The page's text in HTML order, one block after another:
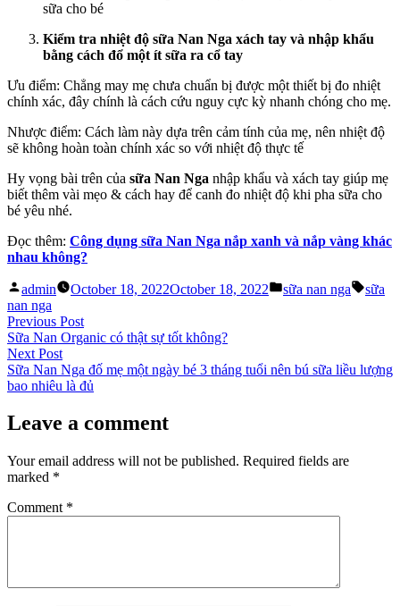
Kiểm tra nhiệt độ sữa Nan Nga xách tay và nhập khẩu
bằng cách đổ một ít sữa ra cổ tay
Ưu điểm: Chẳng may mẹ chưa chuẩn bị được một thiết bị đo nhiệt
chính xác, đây chính là cách cứu nguy cực kỳ nhanh chóng cho mẹ.
Nhược điểm: Cách làm này dựa trên cảm tính của mẹ, nên nhiệt độ
sẽ không hoàn toàn chính xác so với nhiệt độ thực tế
Hy vọng bài trên của sữa Nan Nga nhập khẩu và xách tay giúp mẹ
biết thêm vài mẹo & cách hay để canh đo nhiệt độ khi pha sữa cho
bé yêu nhé.
Đọc thêm: Công dụng sữa Nan Nga nắp xanh và nắp vàng khác
nhau không?
Posted
by
admin October 18, 2022October 18, 2022
Posted
sữa nan nga Tags:
sữa
nan nga
Post
navigation
Previous PostPrevious
post:
Sữa Nan Organic có thật sự tốt không?
Next PostNext
post:
Sữa Nan Nga đố mẹ một ngày bé 3 tháng tuổi nên bú sữa liều lượng
bao nhiêu là đủ
Leave a comment
Your email address will not be published. Required fields are
marked *
Comment *